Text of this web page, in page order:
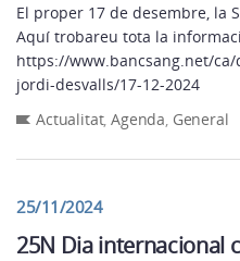
El proper 17 de desembre, la
Aquí trobareu tota la
https://www.bancsang.net/
jordi-desvalls/17-12-2024
Actualitat,Agenda General
25/11/2024
25N Dia internacional